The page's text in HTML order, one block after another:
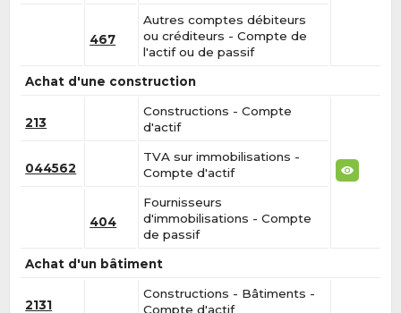
467
Autres comptes débiteurs
ou créditeurs - Compte de
l'actif ou de passif
Achat d'une construction
213
Constructions - Compte
d'actif
044562
TVA sur immobilisations -
Compte d'actif
404
Fournisseurs
d'immobilisations - Compte
de passif
Achat d'un bâtiment
2131
Constructions - Bâtiments -
Compte d'actif